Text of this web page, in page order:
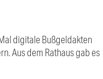
digitale Bußgeldakten
Aus dem Rathaus gab es